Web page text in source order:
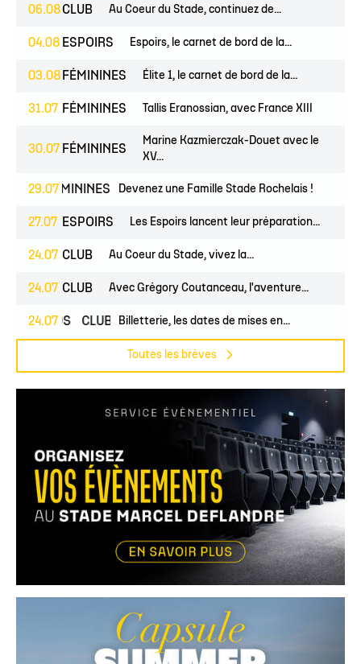
06.08CLUB Au Coeur du Stade, continuez de...
04.08 ESPOIRS Espoirs, le carnet de bord de la...
03.08 FÉMININES Élite 1, le carnet de bord de la...
31.07 FÉMININES Tallis Eranossian, avec France XIII
30.07 FÉMININES
Marine Kazmierczak-Douet avec le
XV...
29.07
FÉMININES CLUBDevenez une Famille Stade Rochelais !
27.07 ESPOIRS Les Espoirs lancent leur préparation...
24.07 CLUB Au Coeur du Stade, vivez la...
24.07 CLUB Avec Grégory Coutanceau, l'aventure...
24.07
PROS CLUB Billetterie, les dates de mises en...
Toutes les brèves